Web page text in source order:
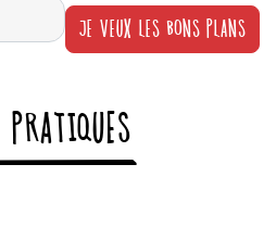
JE VEUX LES BONS PLANS